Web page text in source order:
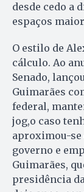
desde cedo a
espaços
O estilo de
cálculo. Ao
Senado,
Guimarães
federal,
jog,o caso
aproximou-se
governo e
Guimarães,
presidência